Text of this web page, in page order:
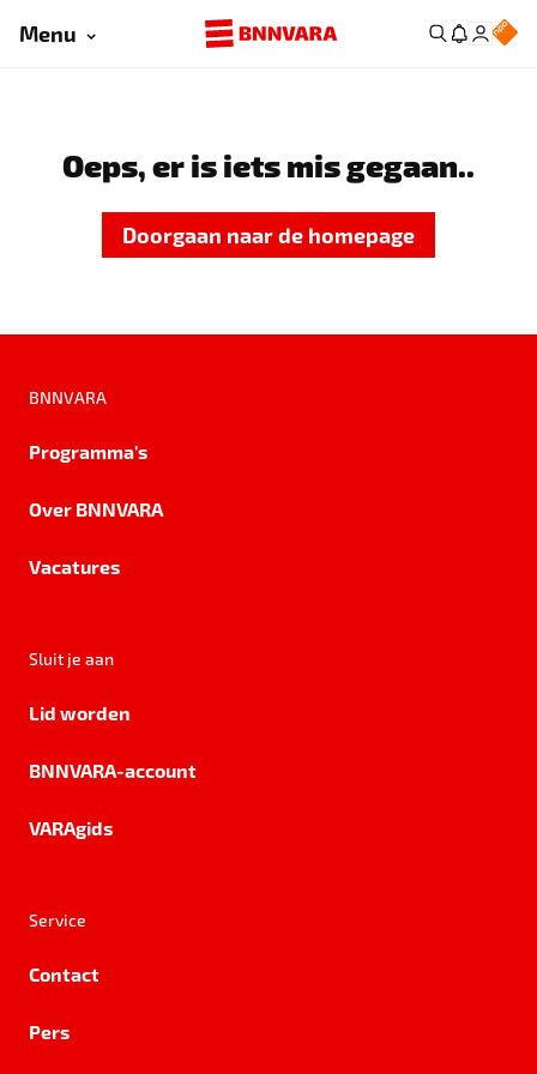
Menu
Oeps, er is iets mis gegaan..
Doorgaan naar de homepage
BNNVARA
Programma's
Over BNNVARA
Vacatures
Sluit je aan
Lid worden
BNNVARA-account
VARAgids
Service
Contact
Pers